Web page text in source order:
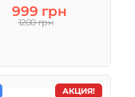
999 грн
1200 грн
АКЦИЯ!